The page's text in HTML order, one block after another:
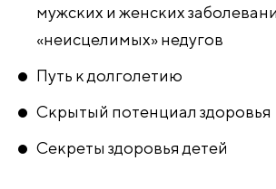
мужских и женских
«неисцелимых» недугов
Путь к долголетию
Скрытый потенциал здоровья
Секреты здоровья детей